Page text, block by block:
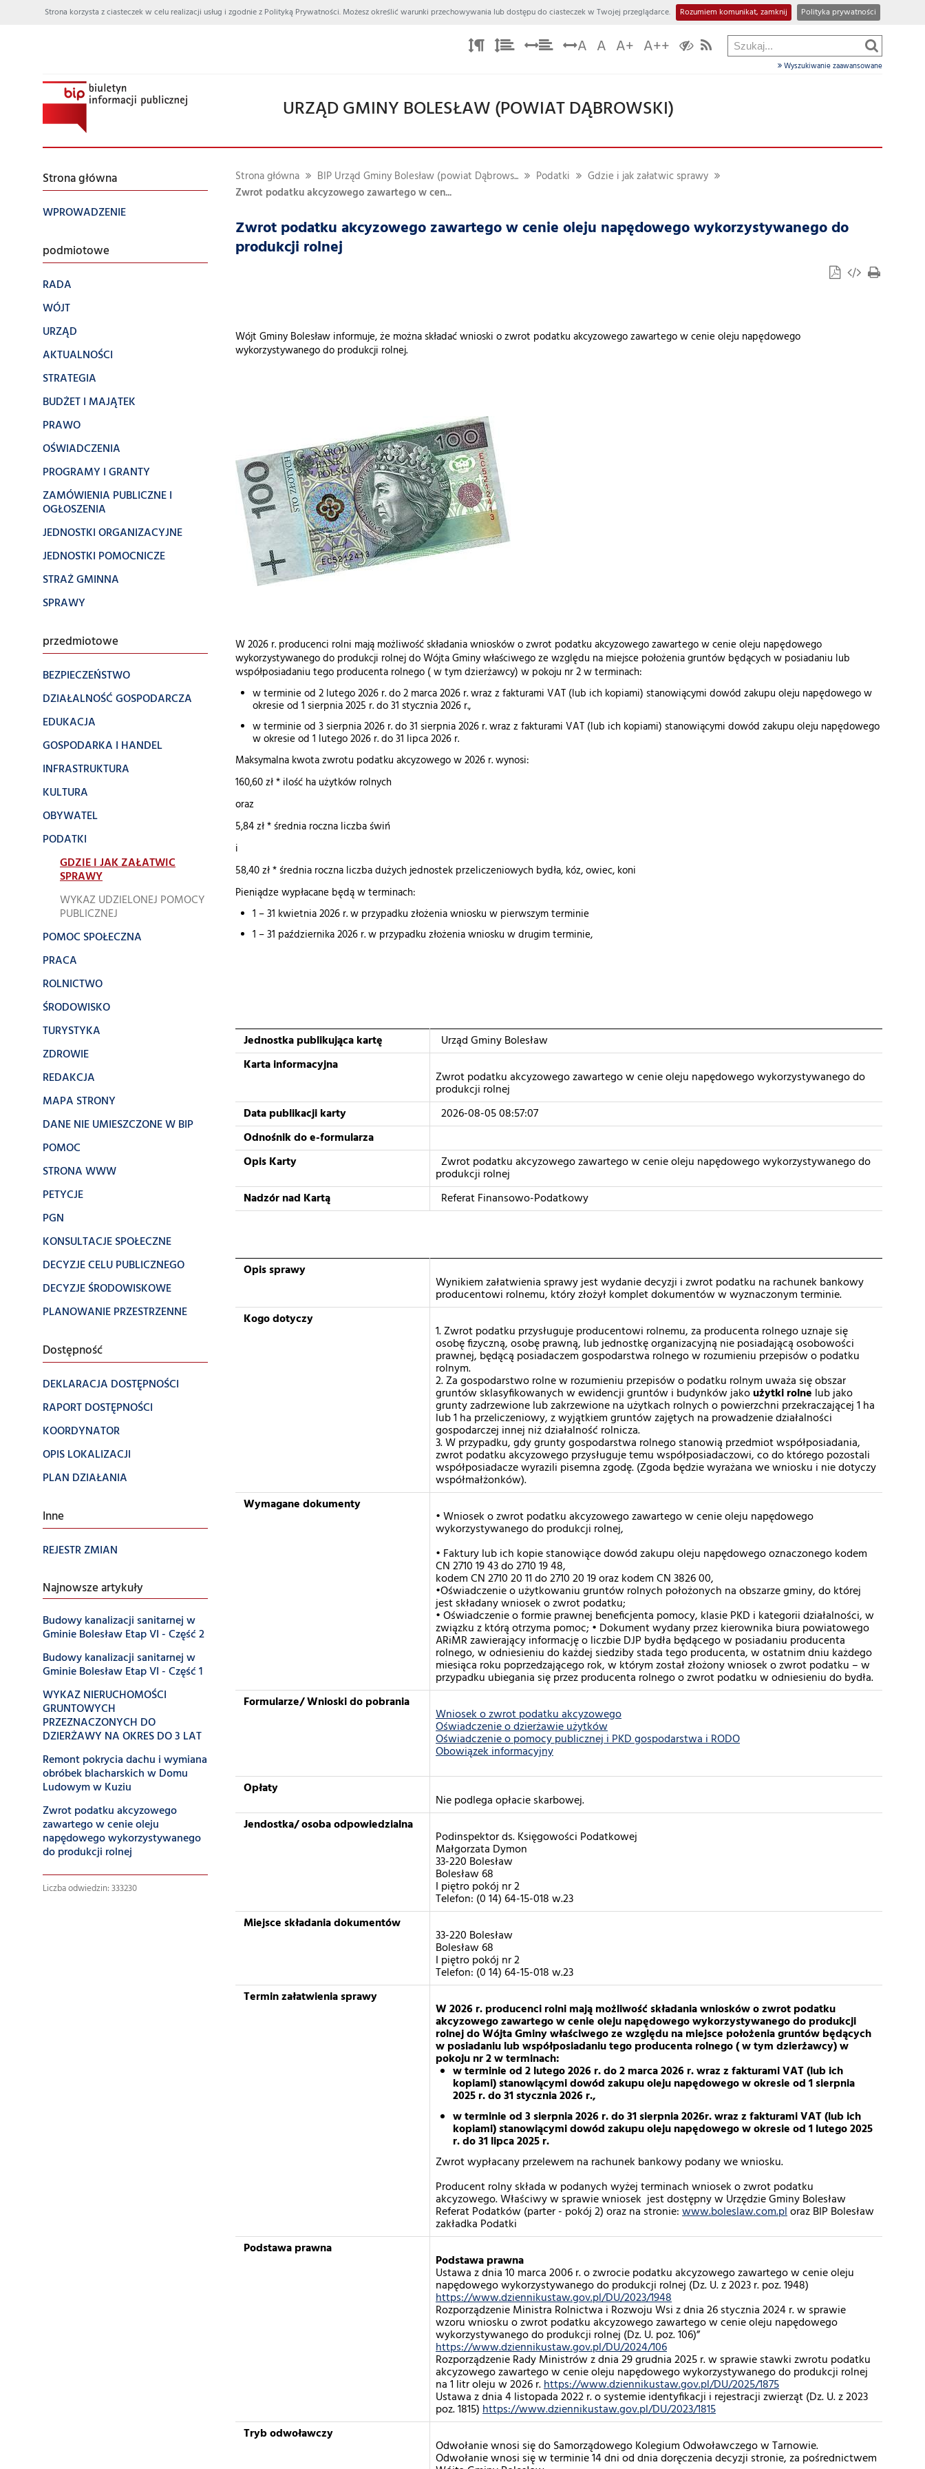
Strona korzysta z ciasteczek w celu realizacji usług i zgodnie z Polityką Prywatności. Możesz określić warunki przechowywania lub dostępu do ciasteczek w Twojej przeglądarce. Rozumiem komunikat, zamknij Polityka prywatności
A A A+ A++
Wyszukiwanie zaawansowane
URZĄD GMINY BOLESŁAW (POWIAT DĄBROWSKI)
Strona główna
WPROWADZENIE
podmiotowe
RADA
WÓJT
URZĄD
AKTUALNOŚCI
STRATEGIA
BUDŻET I MAJĄTEK
PRAWO
OŚWIADCZENIA
PROGRAMY I GRANTY
ZAMÓWIENIA PUBLICZNE I
OGŁOSZENIA
JEDNOSTKI ORGANIZACYJNE
JEDNOSTKI POMOCNICZE
STRAŻ GMINNA
SPRAWY
przedmiotowe
BEZPIECZEŃSTWO
DZIAŁALNOŚĆ GOSPODARCZA
EDUKACJA
GOSPODARKA I HANDEL
INFRASTRUKTURA
KULTURA
OBYWATEL
PODATKI
GDZIE I JAK ZAŁATWIC
SPRAWY
WYKAZ UDZIELONEJ POMOCY
PUBLICZNEJ
POMOC SPOŁECZNA
PRACA
ROLNICTWO
ŚRODOWISKO
TURYSTYKA
ZDROWIE
REDAKCJA
MAPA STRONY
DANE NIE UMIESZCZONE W BIP
POMOC
STRONA WWW
PETYCJE
PGN
KONSULTACJE SPOŁECZNE
DECYZJE CELU PUBLICZNEGO
DECYZJE ŚRODOWISKOWE
PLANOWANIE PRZESTRZENNE
Dostępność
DEKLARACJA DOSTĘPNOŚCI
RAPORT DOSTĘPNOŚCI
KOORDYNATOR
OPIS LOKALIZACJI
PLAN DZIAŁANIA
Inne
REJESTR ZMIAN
Najnowsze artykuły
Budowy kanalizacji sanitarnej w
Gminie Bolesław Etap VI - Część 2
Budowy kanalizacji sanitarnej w
Gminie Bolesław Etap VI - Część 1
WYKAZ NIERUCHOMOŚCI
GRUNTOWYCH
PRZEZNACZONYCH DO
DZIERŻAWY NA OKRES DO 3 LAT
Remont pokrycia dachu i wymiana
obróbek blacharskich w Domu
Ludowym w Kuziu
Zwrot podatku akcyzowego
zawartego w cenie oleju
napędowego wykorzystywanego
do produkcji rolnej
Liczba odwiedzin: 333230
Strona główna BIP Urząd Gminy Bolesław (powiat Dąbrows... Podatki
Gdzie i jak załatwic sprawy
Zwrot podatku akcyzowego zawartego w cen...
Zwrot podatku akcyzowego zawartego w cenie oleju napędowego wykorzystywanego do
produkcji rolnej
Wójt Gminy Bolesław informuje, że można składać wnioski o zwrot podatku akcyzowego zawartego w cenie oleju napędowego
wykorzystywanego do produkcji rolnej.
W 2026 r. producenci rolni mają możliwość składania wniosków o zwrot podatku akcyzowego zawartego w cenie oleju napędowego
wykorzystywanego do produkcji rolnej do Wójta Gminy właściwego ze względu na miejsce położenia gruntów będących w posiadaniu lub
współposiadaniu tego producenta rolnego ( w tym dzierżawcy) w pokoju nr 2 w terminach:
w terminie od 2 lutego 2026 r. do 2 marca 2026 r. wraz z fakturami VAT (lub ich kopiami) stanowiącymi dowód zakupu oleju napędowego w
okresie od 1 sierpnia 2025 r. do 31 stycznia 2026 r.,
w terminie od 3 sierpnia 2026 r. do 31 sierpnia 2026 r. wraz z fakturami VAT (lub ich kopiami) stanowiącymi dowód zakupu oleju napędowego
w okresie od 1 lutego 2026 r. do 31 lipca 2026 r.
Maksymalna kwota zwrotu podatku akcyzowego w 2026 r. wynosi:
160,60 zł * ilość ha użytków rolnych
oraz
5,84 zł * średnia roczna liczba świń
i
58,40 zł * średnia roczna liczba dużych jednostek przeliczeniowych bydła, kóz, owiec, koni
Pieniądze wypłacane będą w terminach:
1 – 31 kwietnia 2026 r. w przypadku złożenia wniosku w pierwszym terminie
1 – 31 października 2026 r. w przypadku złożenia wniosku w drugim terminie,
Jednostka publikująca kartę
Urząd Gminy Bolesław
Karta informacyjna
Zwrot podatku akcyzowego zawartego w cenie oleju napędowego wykorzystywanego do
produkcji rolnej
Data publikacji karty
2026-08-05 08:57:07
Odnośnik do e-formularza
Opis Karty
Zwrot podatku akcyzowego zawartego w cenie oleju napędowego wykorzystywanego do
produkcji rolnej
Nadzór nad Kartą
Referat Finansowo-Podatkowy
Opis sprawy
Wynikiem załatwienia sprawy jest wydanie decyzji i zwrot podatku na rachunek bankowy
producentowi rolnemu, który złożył komplet dokumentów w wyznaczonym terminie.
Kogo dotyczy
1. Zwrot podatku przysługuje producentowi rolnemu, za producenta rolnego uznaje się
osobę fizyczną, osobę prawną, lub jednostkę organizacyjną nie posiadającą osobowości
prawnej, będącą posiadaczem gospodarstwa rolnego w rozumieniu przepisów o podatku
rolnym.
2. Za gospodarstwo rolne w rozumieniu przepisów o podatku rolnym uważa się obszar
gruntów sklasyfikowanych w ewidencji gruntów i budynków jakoużytki rolne lub jako
grunty zadrzewione lub zakrzewione na użytkach rolnych o powierzchni przekraczającej 1 ha
lub 1 ha przeliczeniowy, z wyjątkiem gruntów zajętych na prowadzenie działalności
gospodarczej innej niż działalność rolnicza.
3. W przypadku, gdy grunty gospodarstwa rolnego stanowią przedmiot współposiadania,
zwrot podatku akcyzowego przysługuje temu współposiadaczowi, co do którego pozostali
współposiadacze wyrazili pisemna zgodę. (Zgoda będzie wyrażana we wniosku i nie dotyczy
współmałżonków).
Wymagane dokumenty
• Wniosek o zwrot podatku akcyzowego zawartego w cenie oleju napędowego
wykorzystywanego do produkcji rolnej,
• Faktury lub ich kopie stanowiące dowód zakupu oleju napędowego oznaczonego kodem
CN 2710 19 43 do 2710 19 48,
kodem CN 2710 20 11 do 2710 20 19 oraz kodem CN 3826 00,
•Oświadczenie o użytkowaniu gruntów rolnych położonych na obszarze gminy, do której
jest składany wniosek o zwrot podatku;
• Oświadczenie o formie prawnej beneficjenta pomocy, klasie PKD i kategorii działalności, w
związku z którą otrzyma pomoc; • Dokument wydany przez kierownika biura powiatowego
ARiMR zawierający informację o liczbie DJP bydła będącego w posiadaniu producenta
rolnego, w odniesieniu do każdej siedziby stada tego producenta, w ostatnim dniu każdego
miesiąca roku poprzedzającego rok, w którym został złożony wniosek o zwrot podatku – w
przypadku ubiegania się przez producenta rolnego o zwrot podatku w odniesieniu do bydła.
Formularze/ Wnioski do pobrania
Wniosek o zwrot podatku akcyzowego
Oświadczenie o dzierżawie użytków
Oświadczenie o pomocy publicznej i PKD gospodarstwa i RODO
Obowiązek informacyjny
Opłaty
Nie podlega opłacie skarbowej.
Jendostka/ osoba odpowiedzialna
Podinspektor ds. Księgowości Podatkowej
Małgorzata Dymon
33-220 Bolesław
Bolesław 68
I piętro pokój nr 2
Telefon: (0 14) 64-15-018 w.23
Miejsce składania dokumentów
33-220 Bolesław
Bolesław 68
I piętro pokój nr 2
Telefon: (0 14) 64-15-018 w.23
Termin załatwienia sprawy
W 2026 r. producenci rolni mają możliwość składania wniosków o zwrot podatku
akcyzowego zawartego w cenie oleju napędowego wykorzystywanego do produkcji
rolnej do Wójta Gminy właściwego ze względu na miejsce położenia gruntów będących
w posiadaniu lub współposiadaniu tego producenta rolnego ( w tym dzierżawcy) w
pokoju nr 2 w terminach:
w terminie od 2 lutego 2026 r. do 2 marca 2026 r. wraz z fakturami VAT (lub ich
kopiami) stanowiącymi dowód zakupu oleju napędowego w okresie od 1 sierpnia
2025 r. do 31 stycznia 2026 r.,
w terminie od 3 sierpnia 2026 r. do 31 sierpnia 2026r. wraz z fakturami VAT (lub ich
kopiami) stanowiącymi dowód zakupu oleju napędowego w okresie od 1 lutego 2025
r. do 31 lipca 2025 r.
Zwrot wypłacany przelewem na rachunek bankowy podany we wniosku.
Producent rolny składa w podanych wyżej terminach wniosek o zwrot podatku
akcyzowego. Właściwy w sprawie wniosek jest dostępny w Urzędzie Gminy Bolesław
Referat Podatków (parter - pokój 2) oraz na stronie:www.boleslaw.com.ploraz BIP Bolesław
zakładka Podatki
Podstawa prawna
Podstawa prawna
Ustawa z dnia 10 marca 2006 r. o zwrocie podatku akcyzowego zawartego w cenie oleju
napędowego wykorzystywanego do produkcji rolnej (Dz. U. z 2023 r. poz. 1948)
https://www.dziennikustaw.gov.pl/DU/2023/1948
Rozporządzenie Ministra Rolnictwa i Rozwoju Wsi z dnia 26 stycznia 2024 r. w sprawie
wzoru wniosku o zwrot podatku akcyzowego zawartego w cenie oleju napędowego
wykorzystywanego do produkcji rolnej (Dz. U. poz. 106)”
https://www.dziennikustaw.gov.pl/DU/2024/106
Rozporządzenie Rady Ministrów z dnia 29 grudnia 2025 r. w sprawie stawki zwrotu podatku
akcyzowego zawartego w cenie oleju napędowego wykorzystywanego do produkcji rolnej
na 1 litr oleju w 2026 r.https://www.dziennikustaw.gov.pl/DU/2025/1875
Ustawa z dnia 4 listopada 2022 r. o systemie identyfikacji i rejestracji zwierząt (Dz. U. z 2023
poz. 1815)https://www.dziennikustaw.gov.pl/DU/2023/1815
Tryb odwoławczy
Odwołanie wnosi się do Samorządowego Kolegium Odwoławczego w Tarnowie.
Odwołanie wnosi się w terminie 14 dni od dnia doręczenia decyzji stronie, za pośrednictwem